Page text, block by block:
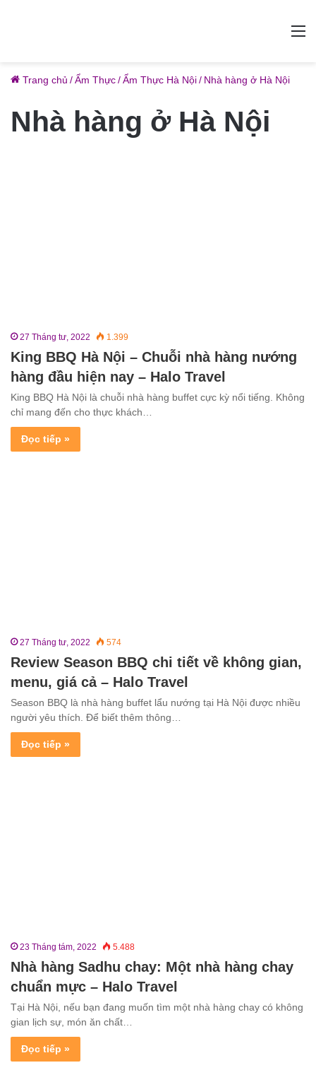
Trang chủ /Ẩm Thực/Ẩm Thực Hà Nội/ Nhà hàng ở Hà Nội
Nhà hàng ở Hà Nội
27 Tháng tư, 2022 1.399
King BBQ Hà Nội – Chuỗi nhà hàng nướng
hàng đầu hiện nay – Halo Travel
King BBQ Hà Nội là chuỗi nhà hàng buffet cực kỳ nổi tiếng. Không
chỉ mang đến cho thực khách…
Đọc tiếp »
27 Tháng tư, 2022 574
Review Season BBQ chi tiết về không gian,
menu, giá cả – Halo Travel
Season BBQ là nhà hàng buffet lẩu nướng tại Hà Nội được nhiều
người yêu thích. Để biết thêm thông…
Đọc tiếp »
23 Tháng tám, 2022 5.488
Nhà hàng Sadhu chay: Một nhà hàng chay
chuẩn mực – Halo Travel
Tại Hà Nội, nếu bạn đang muốn tìm một nhà hàng chay có không
gian lịch sự, món ăn chất…
Đọc tiếp »